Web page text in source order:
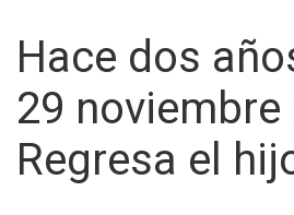
Hace dos
29 noviembre
Regresa el